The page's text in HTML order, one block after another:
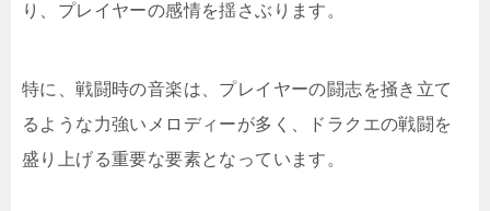
り、プレイヤーの感情を揺さぶります。
特に、戦闘時の音楽は、プレイヤーの闘志を掻き立て
るような力強いメロディーが多く、ドラクエの戦闘を
盛り上げる重要な要素となっています。